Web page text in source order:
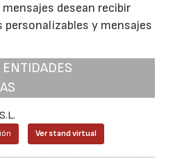
desean recibir
y mensajes
ENTIDADES
Ver stand virtual